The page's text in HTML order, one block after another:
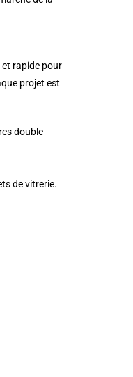
et rapide pour
projet est
double
de vitrerie.